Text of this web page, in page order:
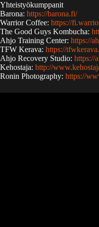
Yhteistyökumppanit
Barona: https://barona.fi/
Warrior Coffee: https://
The Good Guys Kombucha:
Ahjo Training Center: https://
TFW Kerava: https://
Ahjo Recovery Studio: https://
Kehostaja: http://
Ronin Photography: https://